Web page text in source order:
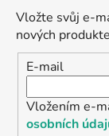
Vložte svůj e-
nových
E-mail
Vložením e-
osobních